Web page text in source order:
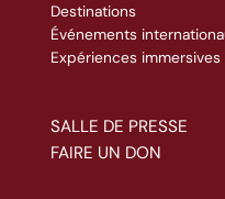
Destinations
Événements
Expériences
SALLE DE PRESSE
FAIRE UN DON